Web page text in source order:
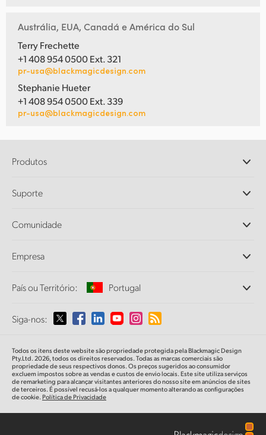
Austrália, EUA, Canadá e América do Sul
Terry Frechette
+1 408 954 0500 Ext. 321
pr-usa@blackmagicdesign.com
Stephanie Hueter
+1 408 954 0500 Ext. 339
pr-usa@blackmagicdesign.com
Produtos
DaVinci Resolve e Fusion
Ultimatte
Captura e Reprodução
Conversão de Padrões
Monitoramento
Armazenamento em Rede
Roteamento e Distribuição
Streaming e Codificação
Suporte
Central de Suporte Técnico
Comunidade
Empresa
Sobre a Blackmagic Design
Imprensa
País ou Território: Portugal
Selecione seu país ou território
Australia
Austria
Siga-nos:
Todos os itens deste website são propriedade protegida pela Blackmagic Design
Pty.Ltd. 2026, todos os direitos reservados. Todas as marcas comerciais são
propriedade de seus respectivos donos. Os preços sugeridos ao consumidor
excluem impostos sobre as vendas e custos de envio locais. Este site utiliza serviços
de remarketing para alcançar visitantes anteriores do nosso site em anúncios de sites
de terceiros. É possível recusá-los a qualquer momento alterando as configurações
de cookie.Política de Privacidade